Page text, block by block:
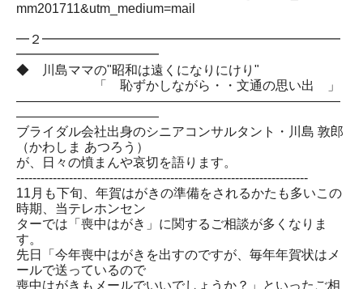
mm201711&utm_medium=mail
━２━━━━━━━━━━━━━━━━━━━━━━━
━━━━━━━━━━━
◆ 川島ママの"昭和は遠くになりにけり"
「 恥ずかしながら・・文通の思い出 」
―――――――――――――――――――――――――
―――――――――――
ブライダル会社出身のシニアコンサルタント・川島 敦郎
（かわしま あつろう）
が、日々の憤まんや哀切を語ります。
------------------------------------------------------------------------
11月も下旬、年賀はがきの準備をされるかたも多いこの
時期、当テレホンセン
ターでは「喪中はがき」に関するご相談が多くなりま
す。
先日「今年喪中はがきを出すのですが、毎年年賀状はメ
ールで送っているので
喪中はがきもメールでいいでしょうか？」といったご相